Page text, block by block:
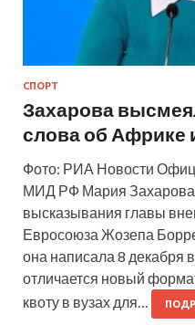
СПОРТ
Захарова
слова об Африке
Фото: РИА Новости
МИД РФ Мария Захарова
высказывания главы
Евросоюза Жозепа
она написала 8 декабря
отличается новый
квоту в вузах для…